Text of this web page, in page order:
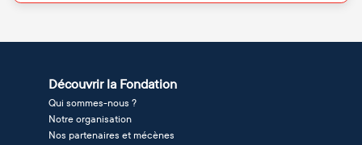
Découvrir la Fondation
Qui sommes-nous ?
Notre organisation
Nos partenaires et mécènes